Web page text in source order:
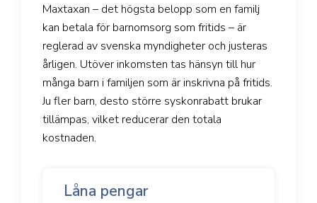
Maxtaxan – det högsta belopp som en familj
kan betala för barnomsorg som fritids – är
reglerad av svenska myndigheter och justeras
årligen. Utöver inkomsten tas hänsyn till hur
många barn i familjen som är inskrivna på fritids.
Ju fler barn, desto större syskonrabatt brukar
tillämpas, vilket reducerar den totala
kostnaden.
Låna pengar